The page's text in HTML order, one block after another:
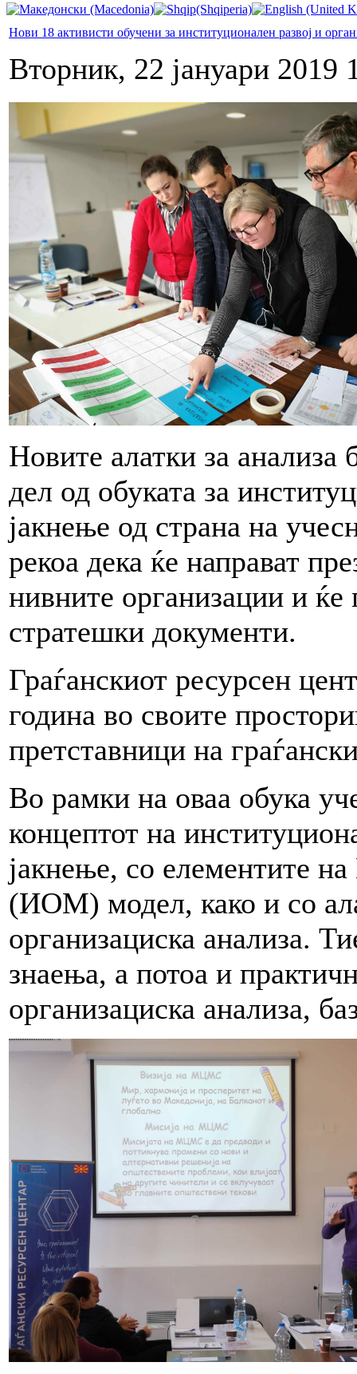
Нови 18 активисти обучени за институционален развој и
Вторник, 22 јануари 2019
Новите алатки за анализа
дел од обуката за
јакнење од страна на
рекоа дека ќе направат
нивните организации и ќе
стратешки документи.
Граѓанскиот ресурсен
година во своите
претставници на
Во рамки на оваа обука
концептот на
јакнење, со елементите
(ИОМ) модел, како и со
организациска анализа.
знаења, а потоа и
организациска анализа,